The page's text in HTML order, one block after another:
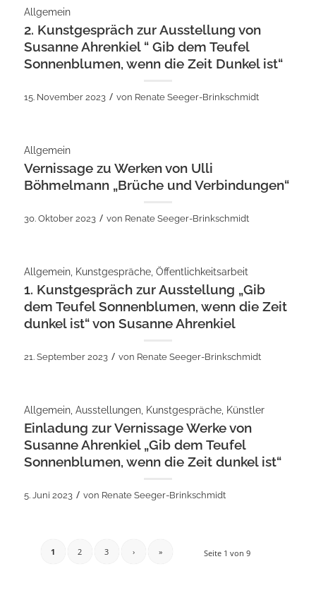
Allgemein
2. Kunstgespräch zur Ausstellung von
Susanne Ahrenkiel “ Gib dem Teufel
Sonnenblumen, wenn die Zeit Dunkel ist“
15. November 2023 / von Renate Seeger-Brinkschmidt
Allgemein
Vernissage zu Werken von Ulli
Böhmelmann „Brüche und Verbindungen“
30. Oktober 2023 / von Renate Seeger-Brinkschmidt
Allgemein, Kunstgespräche, Öffentlichkeitsarbeit
1. Kunstgespräch zur Ausstellung „Gib
dem Teufel Sonnenblumen, wenn die Zeit
dunkel ist“ von Susanne Ahrenkiel
21. September 2023 / von Renate Seeger-Brinkschmidt
Allgemein, Ausstellungen, Kunstgespräche, Künstler
Einladung zur Vernissage Werke von
Susanne Ahrenkiel „Gib dem Teufel
Sonnenblumen, wenn die Zeit dunkel ist“
5. Juni 2023 / von Renate Seeger-Brinkschmidt
Seite 1 von 9
1 2 3 › »